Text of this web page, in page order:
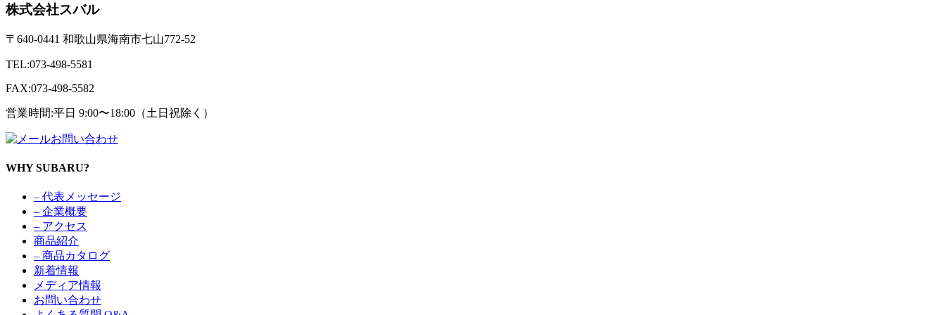
株式会社スバル
〒640-0441 和歌山県海南市七山772-52
TEL:073-498-5581
FAX:073-498-5582
営業時間:平日 9:00〜18:00（土日祝除く）
お問い合わせ
WHY SUBARU?
– 代表メッセージ
– 企業概要
– アクセス
商品紹介
– 商品カタログ
新着情報
メディア情報
お問い合わせ